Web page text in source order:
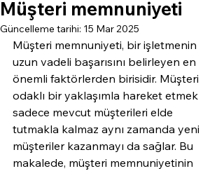
Müşteri memnuniyeti
Güncelleme tarihi: 15 Mar 2025
Müşteri memnuniyeti, bir işletmenin
uzun vadeli başarısını belirleyen en
önemli faktörlerden birisidir. Müşteri
odaklı bir yaklaşımla hareket etmek
sadece mevcut müşterileri elde
tutmakla kalmaz aynı zamanda yeni
müşteriler kazanmayı da sağlar. Bu
makalede, müşteri memnuniyetinin